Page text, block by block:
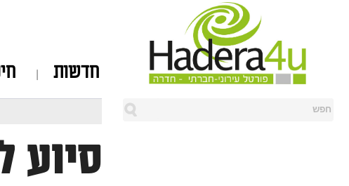
חדשות
סיוע